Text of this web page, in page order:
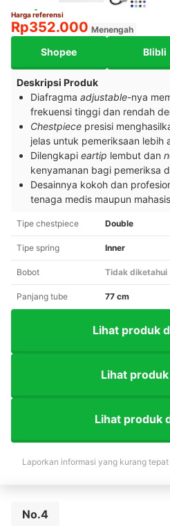
Harga referensi
Rp352.000 Menengah
Shopee Blibli
Deskripsi Produk
Diafragma adjustable-nya
frekuensi tinggi dan rendah
Chestpiece presisi
jelas untuk pemeriksaan lebih
Dilengkapi eartip lembut dan
kenyamanan bagi pemeriksa
Desainnya kokoh dan
tenaga medis maupun
Tipe chestpiece Double
Tipe spring Inner
Bobot Tidak diketahui
Panjang tube 77 cm
Lihat produk
Lihat
Lihat produk
Laporkan informasi yang kurang tepat
No.4